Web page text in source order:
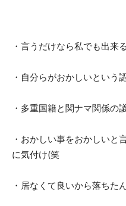
・言うだけなら私でも出来
・自分らがおかしいという
・多重国籍と関ナマ関係の
・おかしい事をおかしいと
に気付け(笑
・居なくて良いから落ちた